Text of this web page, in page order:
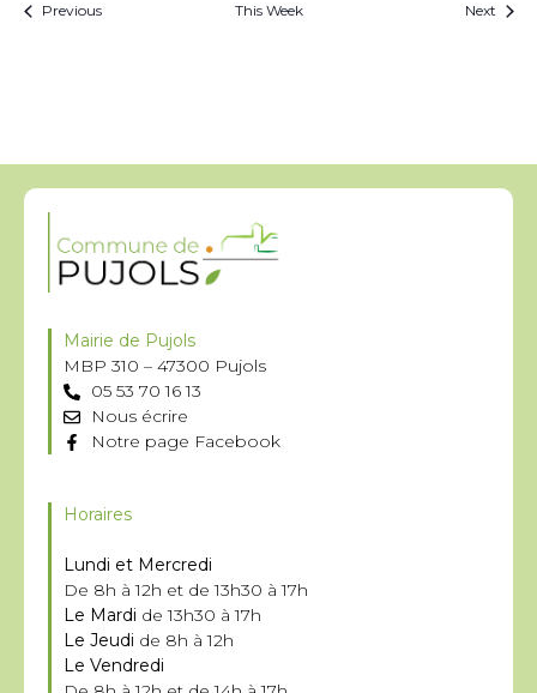
Previous This Week Next
Mairie de Pujols
MBP 310 – 47300 Pujols
05 53 70 16 13
Nous écrire
Notre page Facebook
Horaires
Lundi et Mercredi
De 8h à 12h et de 13h30 à 17h
Le Mardi de 13h30 à 17h
Le Jeudi de 8h à 12h
Le Vendredi